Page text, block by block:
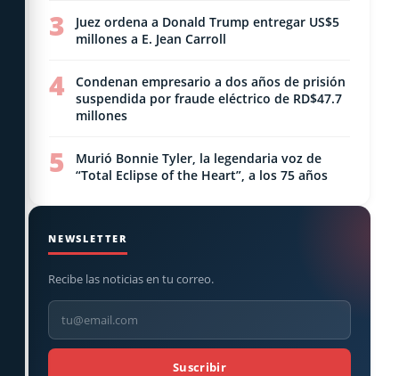
3
Juez ordena a Donald Trump entregar US$5
millones a E. Jean Carroll
4
Condenan empresario a dos años de prisión
suspendida por fraude eléctrico de RD$47.7
millones
5
Murió Bonnie Tyler, la legendaria voz de
“Total Eclipse of the Heart”, a los 75 años
NEWSLETTER
Recibe las noticias en tu correo.
Suscribir